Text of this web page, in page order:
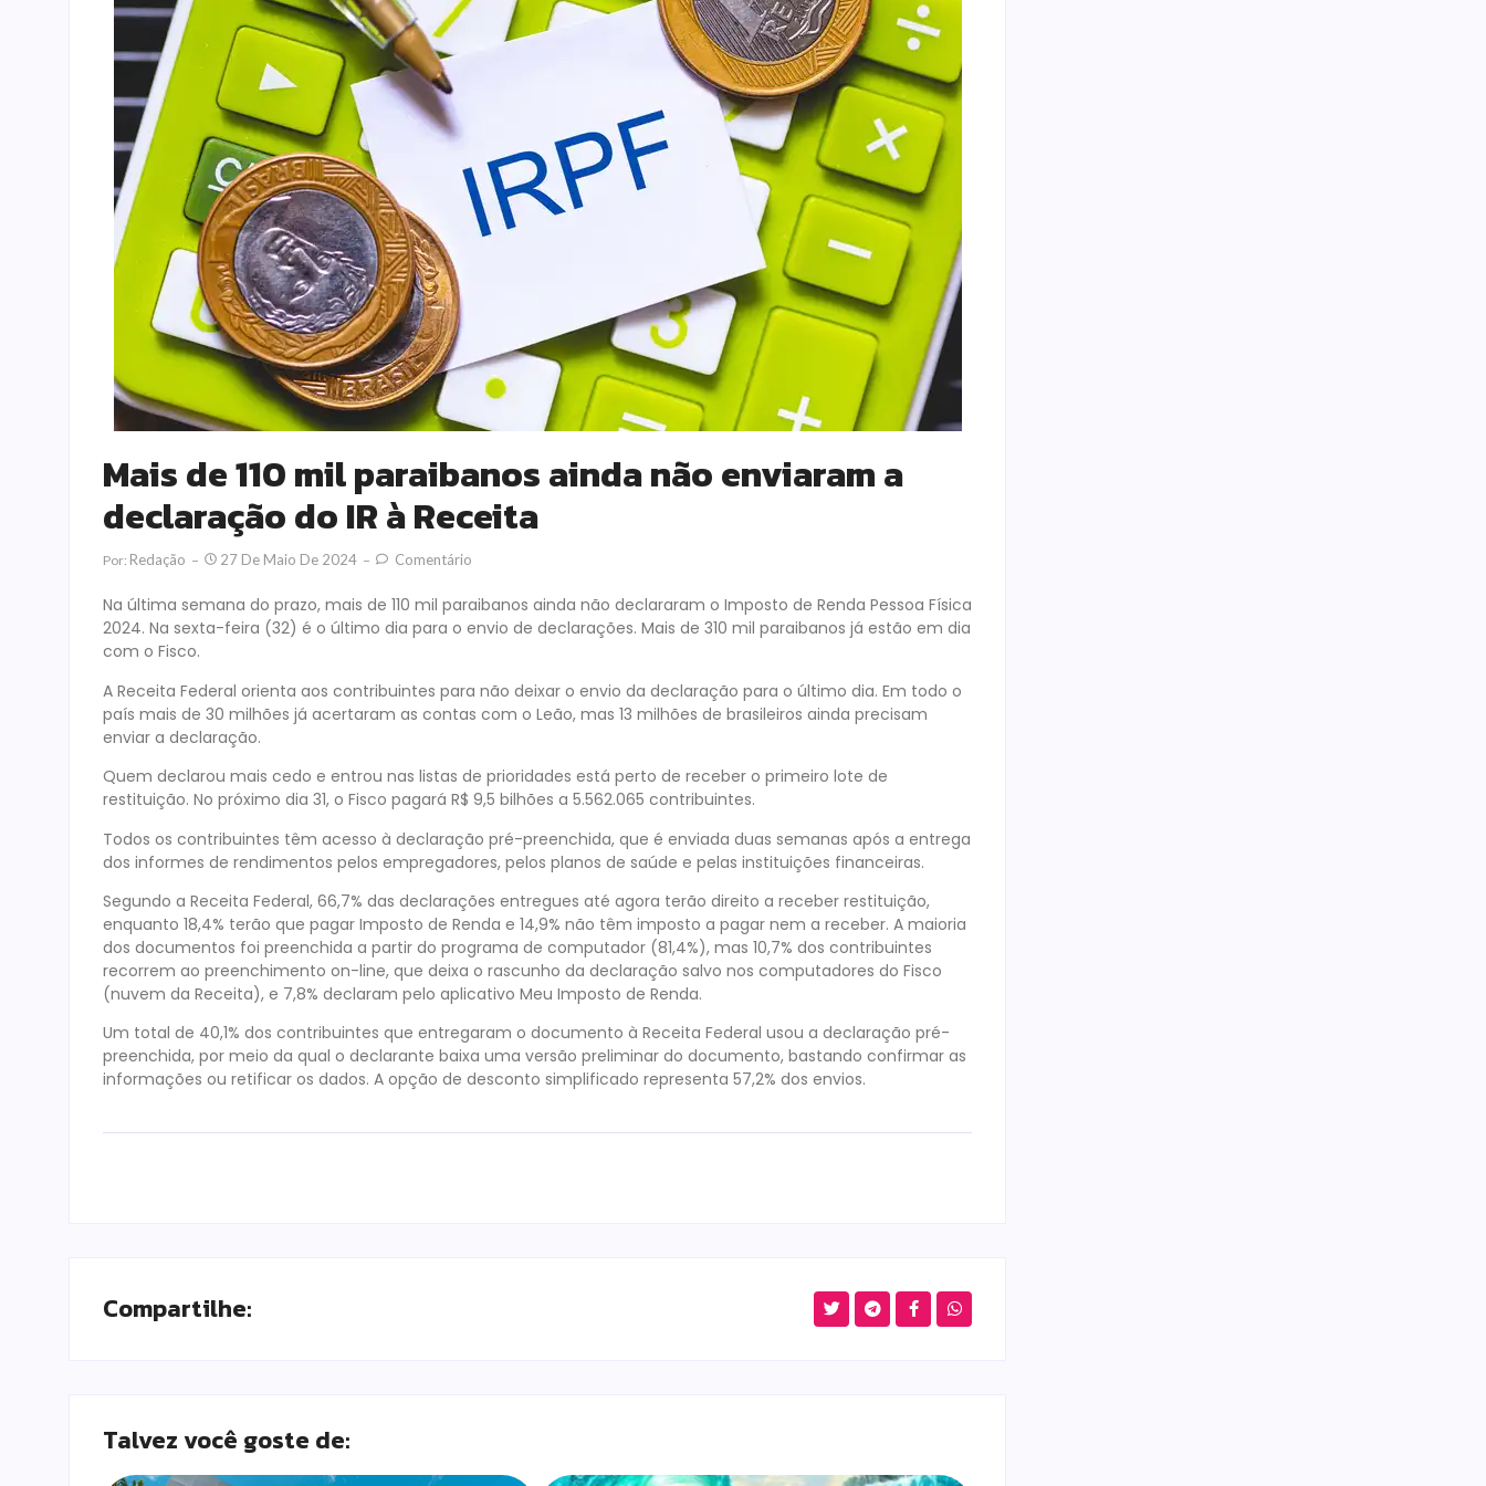
Mais de 110 mil paraibanos ainda não enviaram a
declaração do IR à Receita
Por: Redação 27 De Maio De 2024 Comentário
Na última semana do prazo, mais de 110 mil paraibanos ainda não declararam o Imposto de Renda Pessoa Física
2024. Na sexta-feira (32) é o último dia para o envio de declarações. Mais de 310 mil paraibanos já estão em dia
com o Fisco.
A Receita Federal orienta aos contribuintes para não deixar o envio da declaração para o último dia. Em todo o
país mais de 30 milhões já acertaram as contas com o Leão, mas 13 milhões de brasileiros ainda precisam
enviar a declaração.
Quem declarou mais cedo e entrou nas listas de prioridades está perto de receber o primeiro lote de
restituição. No próximo dia 31, o Fisco pagará R$ 9,5 bilhões a 5.562.065 contribuintes.
Todos os contribuintes têm acesso à declaração pré-preenchida, que é enviada duas semanas após a entrega
dos informes de rendimentos pelos empregadores, pelos planos de saúde e pelas instituições financeiras.
Segundo a Receita Federal, 66,7% das declarações entregues até agora terão direito a receber restituição,
enquanto 18,4% terão que pagar Imposto de Renda e 14,9% não têm imposto a pagar nem a receber. A maioria
dos documentos foi preenchida a partir do programa de computador (81,4%), mas 10,7% dos contribuintes
recorrem ao preenchimento on-line, que deixa o rascunho da declaração salvo nos computadores do Fisco
(nuvem da Receita), e 7,8% declaram pelo aplicativo Meu Imposto de Renda.
Um total de 40,1% dos contribuintes que entregaram o documento à Receita Federal usou a declaração pré-
preenchida, por meio da qual o declarante baixa uma versão preliminar do documento, bastando confirmar as
informações ou retificar os dados. A opção de desconto simplificado representa 57,2% dos envios.
Compartilhe:
Talvez você goste de: